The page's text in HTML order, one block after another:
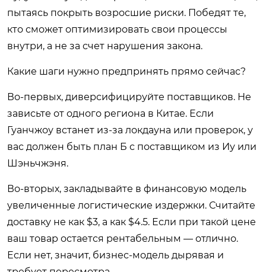
пытаясь покрыть возросшие риски. Победят те,
кто сможет оптимизировать свои процессы
внутри, а не за счет нарушения закона.
Какие шаги нужно предпринять прямо сейчас?
Во-первых, диверсифицируйте поставщиков. Не
зависьте от одного региона в Китае. Если
Гуанчжоу встанет из-за локдауна или проверок, у
вас должен быть план Б с поставщиком из Иу или
Шэньчжэня.
Во-вторых, закладывайте в финансовую модель
увеличенные логистические издержки. Считайте
доставку не как $3, а как $4.5. Если при такой цене
ваш товар остается рентабельным — отлично.
Если нет, значит, бизнес-модель дырявая и